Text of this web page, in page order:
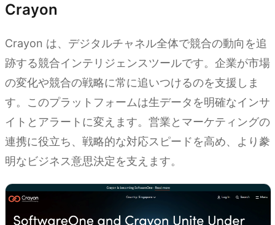
Crayon
Crayon は、デジタルチャネル全体で競合の動向を追
跡する競合インテリジェンスツールです。企業が市場
の変化や競合の戦略に常に追いつけるのを支援しま
す。このプラットフォームは生データを明確なインサ
イトとアラートに変えます。営業とマーケティングの
連携に役立ち、戦略的な対応スピードを高め、より豢
明なビジネス意思決定を支えます。